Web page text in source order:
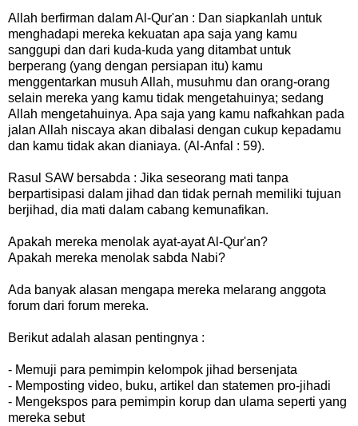
Allah berfirman dalam Al-Qur'an : Dan siapkanlah untuk
menghadapi mereka kekuatan apa saja yang kamu
sanggupi dan dari kuda-kuda yang ditambat untuk
berperang (yang dengan persiapan itu) kamu
menggentarkan musuh Allah, musuhmu dan orang-orang
selain mereka yang kamu tidak mengetahuinya; sedang
Allah mengetahuinya. Apa saja yang kamu nafkahkan pada
jalan Allah niscaya akan dibalasi dengan cukup kepadamu
dan kamu tidak akan dianiaya. (Al-Anfal : 59).
Rasul SAW bersabda : Jika seseorang mati tanpa
berpartisipasi dalam jihad dan tidak pernah memiliki tujuan
berjihad, dia mati dalam cabang kemunafikan.
Apakah mereka menolak ayat-ayat Al-Qur'an?
Apakah mereka menolak sabda Nabi?
Ada banyak alasan mengapa mereka melarang anggota
forum dari forum mereka.
Berikut adalah alasan pentingnya :
- Memuji para pemimpin kelompok jihad bersenjata
- Memposting video, buku, artikel dan statemen pro-jihadi
- Mengekspos para pemimpin korup dan ulama seperti yang
mereka sebut